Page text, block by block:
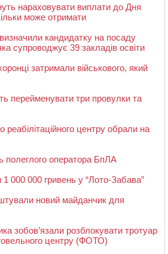
нараховувати виплати до Дня
може отримати
кандидатку на посаду
супроводжує 39 закладів освіти
затримали військового, який
перейменувати три провулки та
реабілітаційного центру обрали на
полеглого оператора БпЛА
000 000 гривень у “Лото-Забава”
новий майданчик для
зобов’язали розблокувати тротуар
центру (ФОТО)